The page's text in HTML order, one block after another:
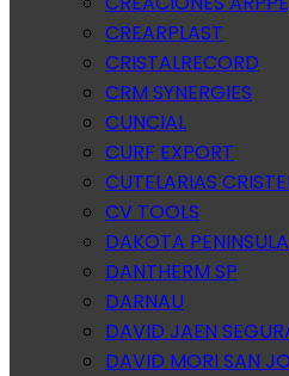
CREARPLAST
CRISTALRECORD
CRM SYNERGIES
CUNCIAL
CURF EXPORT
CUTELARIAS
CV TOOLS
DAKOTA
DANTHERM SP
DARNAU
DAVID JAEN
DAVID MORI SAN